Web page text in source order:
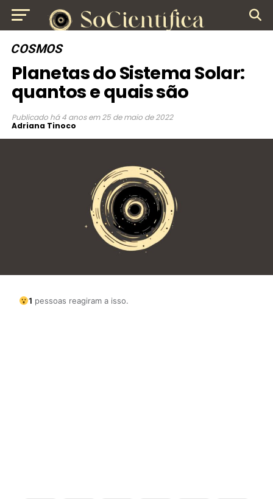
COSMOS
Planetas do Sistema Solar:
quantos e quais são
Publicado há 4 anos em 25 de maio de 2022
Adriana Tinoco
1 pessoas reagiram a isso.